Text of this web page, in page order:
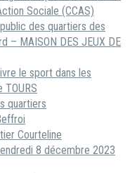
Sociale (CCAS)
des quartiers des
– MAISON DES JEUX DE
le sport dans les
TOURS
quartiers
Courteline
8 décembre 2023